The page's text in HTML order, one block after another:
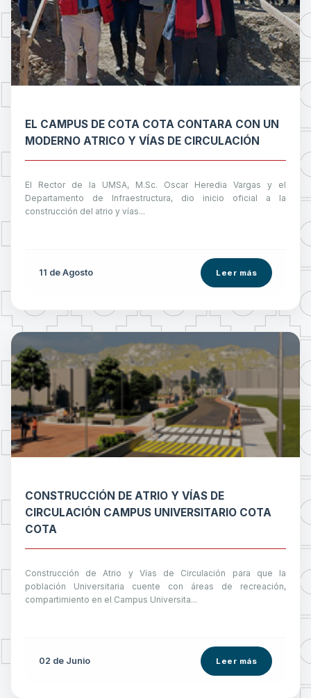
EL CAMPUS DE COTA COTA CONTARA CON UN
MODERNO ATRICO Y VÍAS DE CIRCULACIÓN
El Rector de la UMSA, M.Sc. Oscar Heredia Vargas y el
Departamento de Infraestructura, dio inicio oficial a la
construcción del atrio y vías...
11 de Agosto Leer más
CONSTRUCCIÓN DE ATRIO Y VÍAS DE
CIRCULACIÓN CAMPUS UNIVERSITARIO COTA
COTA
Construcción de Atrio y Vías de Circulación para que la
población Universitaria cuente con áreas de recreación,
compartimiento en el Campus Universita...
02 de Junio Leer más